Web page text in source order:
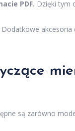
PDF. Dzięki tym
Dodatkowe akcesoria
są zarówno